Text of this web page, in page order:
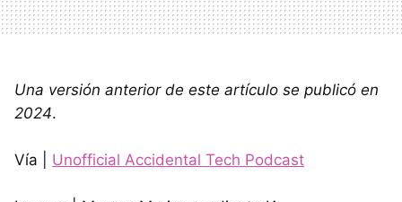
Una versión anterior de este artículo se publicó en
2024.
Vía | Unofficial Accidental Tech Podcast